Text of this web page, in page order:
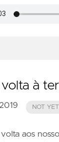
à
NOT YET
aos